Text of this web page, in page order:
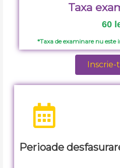
Taxa
60
*Taxa de examinare nu
Inscrie-
Perioade